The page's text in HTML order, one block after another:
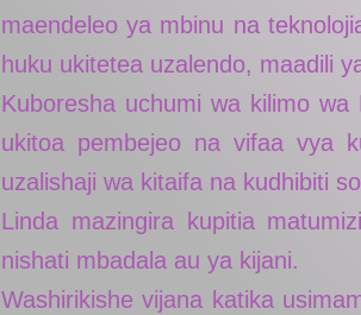
maendeleo ya mbinu na
huku ukitetea uzalendo, maadili
Kuboresha uchumi wa kilimo
ukitoa pembejeo na vifaa vya
uzalishaji wa kitaifa na kudhibiti
Linda mazingira kupitia
nishati mbadala au ya kijani.
Washirikishe vijana katika